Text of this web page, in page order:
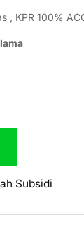
, KPR 100%
Subsidi